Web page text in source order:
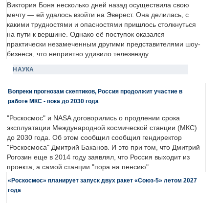
Виктория Боня несколько дней назад осуществила свою
мечту — ей удалось взойти на Эверест. Она делилась, с
какими трудностями и опасностями пришлось столкнуться
на пути к вершине. Однако её поступок оказался
практически незамеченным другими представителями шоу-
бизнеса, что неприятно удивило телезвезду.
НАУКА
Вопреки прогнозам скептиков, Россия продолжит участие в
работе МКС - пока до 2030 года
"Роскосмос" и NASA договорились о продлении срока
эксплуатации Международной космической станции (МКС)
до 2030 года. Об этом сообщил сообщил гендиректор
"Роскосмоса" Дмитрий Баканов. И это при том, что Дмитрий
Рогозин еще в 2014 году заявлял, что Россия выходит из
проекта, а самой станции "пора на пенсию".
«Роскосмос» планирует запуск двух ракет «Союз-5» летом 2027
года